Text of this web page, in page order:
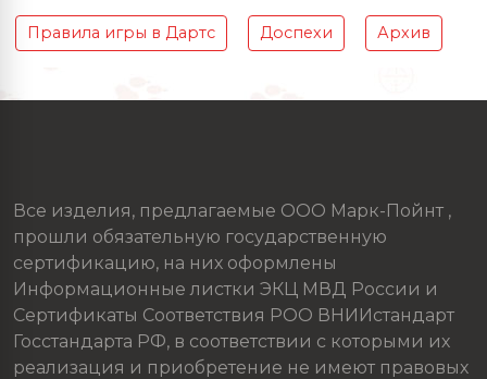
Правила игры в Дартс Доспехи Архив
Все изделия, предлагаемые ООО Марк-Пойнт ,
прошли обязательную государственную
сертификацию, на них оформлены
Информационные листки ЭКЦ МВД России и
Сертификаты Соответствия РОО ВНИИстандарт
Госстандарта РФ, в соответствии с которыми их
реализация и приобретение не имеют правовых